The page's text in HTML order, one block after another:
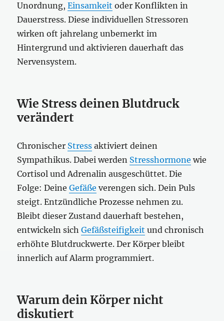
Unordnung,Einsamkeit oder Konflikten in
Dauerstress. Diese individuellen Stressoren
wirken oft jahrelang unbemerkt im
Hintergrund und aktivieren dauerhaft das
Nervensystem.
Wie Stress deinen Blutdruck
verändert
Chronischer Stress aktiviert deinen
Sympathikus. Dabei werden Stresshormone wie
Cortisol und Adrenalin ausgeschüttet. Die
Folge: DeineGefäße verengen sich. Dein Puls
steigt. Entzündliche Prozesse nehmen zu.
Bleibt dieser Zustand dauerhaft bestehen,
entwickeln sichGefäßsteifigkeit und chronisch
erhöhte Blutdruckwerte. Der Körper bleibt
innerlich auf Alarm programmiert.
Warum dein Körper nicht
diskutiert